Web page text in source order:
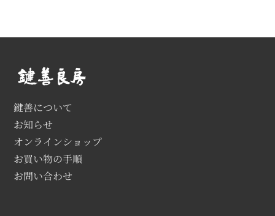
鍵善について
お知らせ
オンラインショップ
お買い物の手順
お問い合わせ